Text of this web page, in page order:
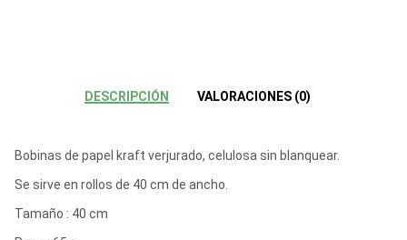
DESCRIPCIÓN VALORACIONES (0)
Bobinas de papel kraft verjurado, celulosa sin blanquear.
Se sirve en rollos de 40 cm de ancho.
Tamaño : 40 cm